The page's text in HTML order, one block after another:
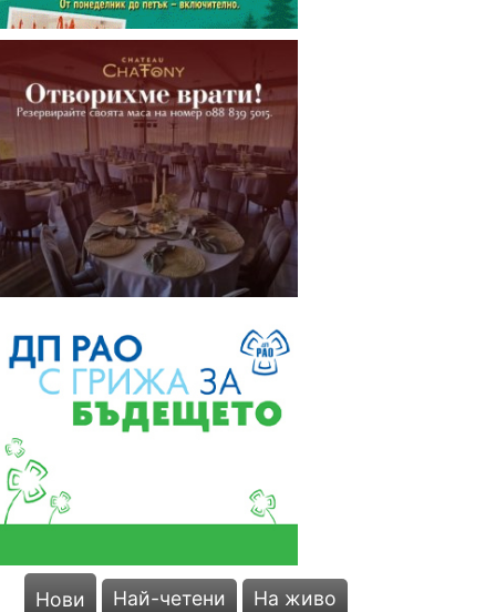
Нови Най-четени На живо